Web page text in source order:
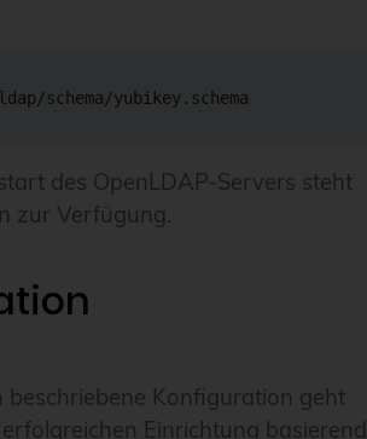
schema/yubikey.schema
des OpenLDAP-Servers steht
zur Verfügung.
beschriebene Konfiguration geht
Einrichtung basierend